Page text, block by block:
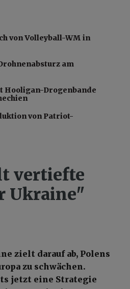
von Volleyball-WM in
am
Hooligan-Drogenbande
von Patriot-
vertiefte
Ukraine"
zielt darauf ab, Polens
zu schwächen.
jetzt eine Strategie